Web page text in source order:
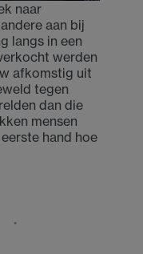
naar
aan bij
langs in een
werden
afkomstig uit
tegen
dan die
mensen
hand hoe